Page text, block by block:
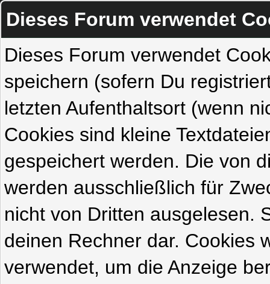
Dieses Forum verwendet
Dieses Forum verwendet
speichern (sofern Du
letzten Aufenthaltsort (wenn
Cookies sind kleine
gespeichert werden. Die von
werden ausschließlich für
nicht von Dritten ausgelesen.
deinen Rechner dar. Cookies
verwendet, um die Anzeige